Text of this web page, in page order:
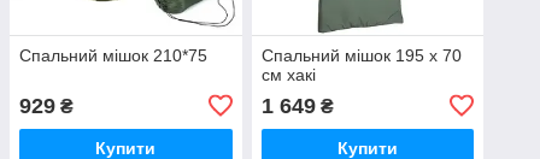
Спальний мішок 210*75
929 ₴
Купити
Спальний мішок 195 х 70
см хакі
1 649₴
Купити